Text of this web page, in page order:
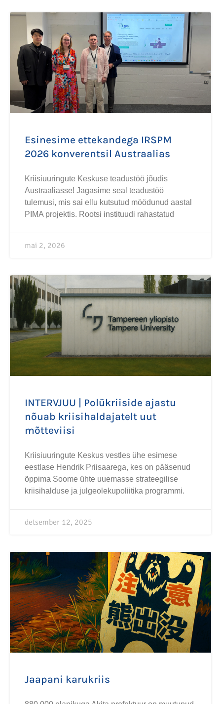
Esinesime ettekandega IRSPM
2026 konverentsil Austraalias
Kriisiuuringute Keskuse teadustöö jõudis
Austraaliasse! Jagasime seal teadustöö
tulemusi, mis sai ellu kutsutud möödunud aastal
PIMA projektis. Rootsi instituudi rahastatud
mai 2, 2026
INTERVJUU | Polükriiside ajastu
nõuab kriisihaldajatelt uut
mõtteviisi
Kriisiuuringute Keskus vestles ühe esimese
eestlase Hendrik Priisaarega, kes on pääsenud
õppima Soome ühte uuemasse strateegilise
kriisihalduse ja julgeolekupoliitika programmi.
detsember 12, 2025
Jaapani karukriis